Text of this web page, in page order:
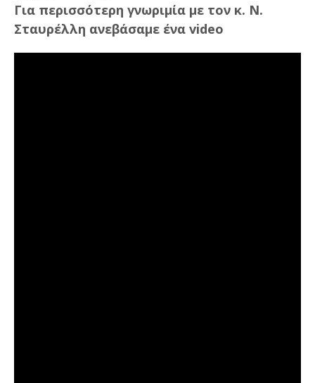
Για περισσότερη γνωριμία με τον κ. Ν.
Σταυρέλλη ανεβάσαμε ένα video